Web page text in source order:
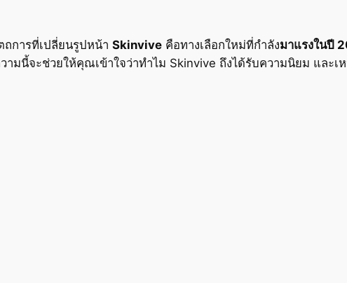
การที่เปลี่ยนรูปหน้า Skinvive คือทางเลือกใหม่ที่กำลังมาแรงในปี
มนี้จะช่วยให้คุณเข้าใจว่าทำไม Skinvive ถึงได้รับความนิยม และเ